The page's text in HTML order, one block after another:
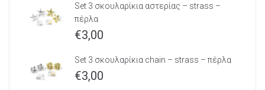
Set 3 σκουλαρίκια αστερίας – strass –
πέρλα
€3,00
Set 3 σκουλαρίκια chain – strass – πέρλα
€3,00